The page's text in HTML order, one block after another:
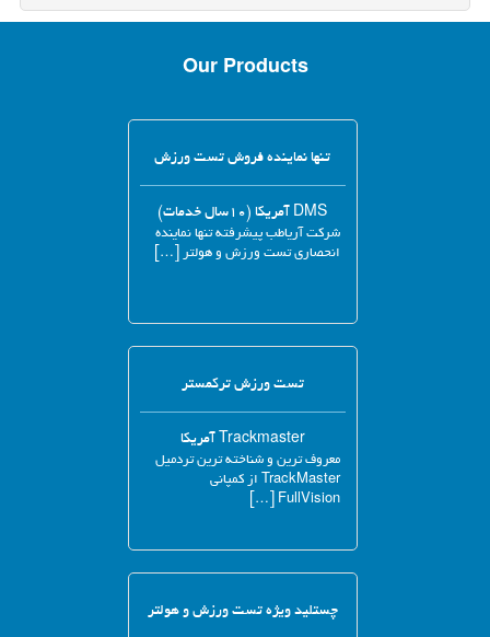
Our Products
تنها نماینده فروش تست ورزش
DMS آمریکا (۱۰سال خدمات)
شرکت آریاطب پیشرفته تنها نماینده
انحصاری تست ورزش و هولتر […]
تست ورزش ترکمستر
Trackmaster آمریکا
معروف ترین و شناخته ترین تردمیل
TrackMaster از کمپانی
FullVision […]
چستلید ویژه تست ورزش و هولتر